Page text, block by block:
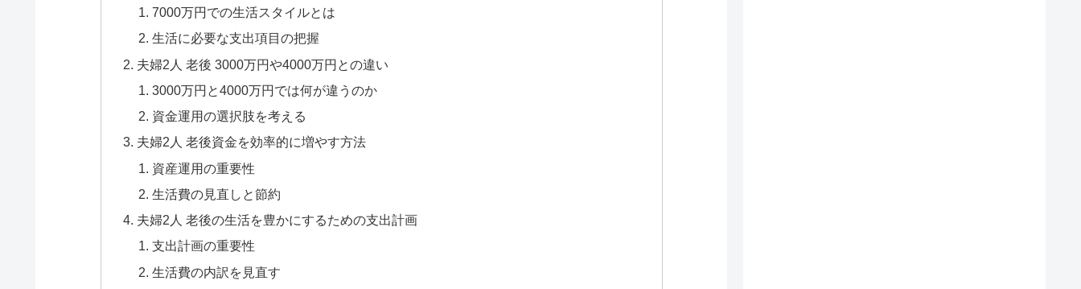
7000万円での生活スタイルとは
生活に必要な支出項目の把握
夫婦2人 老後 3000万円や4000万円との違い
3000万円と4000万円では何が違うのか
資金運用の選択肢を考える
夫婦2人 老後資金を効率的に増やす方法
資産運用の重要性
生活費の見直しと節約
夫婦2人 老後の生活を豊かにするための支出計画
支出計画の重要性
生活費の内訳を見直す